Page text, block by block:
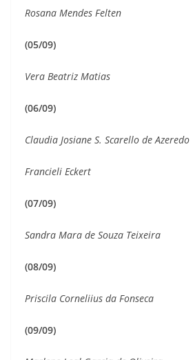
Rosana Mendes Felten
(05/09)
Vera Beatriz Matias
(06/09)
Claudia Josiane S. Scarello de Azeredo
Francieli Eckert
(07/09)
Sandra Mara de Souza Teixeira
(08/09)
Priscila Corneliius da Fonseca
(09/09)